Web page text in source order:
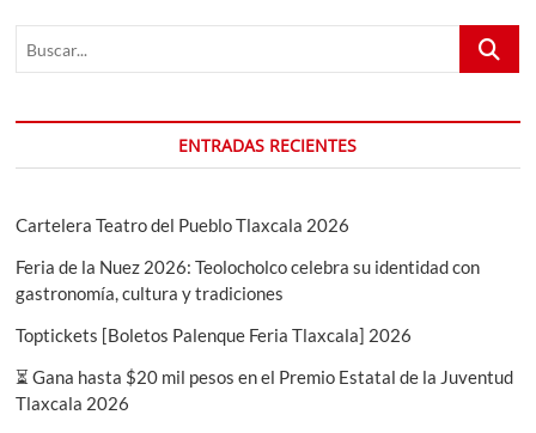
de
Buscar...
ENTRADAS RECIENTES
Cartelera Teatro del Pueblo Tlaxcala 2026
Feria de la Nuez 2026: Teolocholco celebra su identidad con
gastronomía, cultura y tradiciones
Toptickets [Boletos Palenque Feria Tlaxcala] 2026
⏳ Gana hasta $20 mil pesos en el Premio Estatal de la Juventud
Tlaxcala 2026